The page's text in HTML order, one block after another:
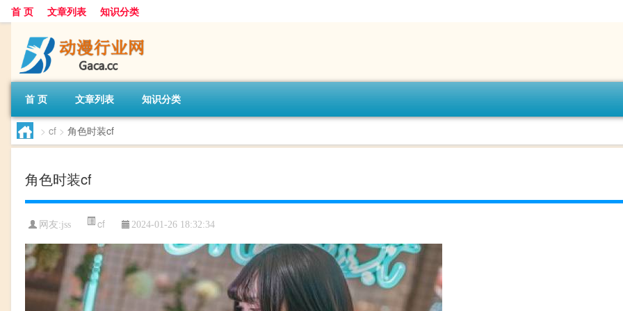
首 页 文章列表 知识分类
首 页 文章列表 知识分类
> cf > 角色时装cf
角色时装cf
网友:jss cf 2024-01-26 18:32:34